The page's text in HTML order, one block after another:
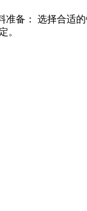
备： 选择合
。